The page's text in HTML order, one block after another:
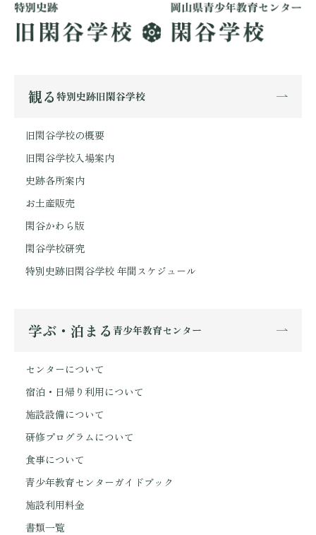
観る 特別史跡旧閑谷学校
旧閑谷学校の概要
旧閑谷学校入場案内
史跡各所案内
お土産販売
閑谷かわら版
閑谷学校研究
特別史跡旧閑谷学校 年間スケジュール
学ぶ・泊まる 青少年教育センター
センターについて
宿泊・日帰り利用について
施設設備について
研修プログラムについて
食事について
青少年教育センターガイドブック
施設利用料金
書類一覧